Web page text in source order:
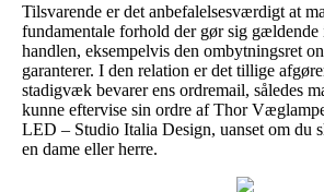
Tilsvarende er det anbefalelsesværdigt at
fundamentale forhold der gør sig gældende
handlen, eksempelvis den ombytningsret
garanterer. I den relation er det tillige
stadigvæk bevarer ens ordremail, således
kunne eftervise sin ordre af Thor
LED – Studio Italia Design, uanset om du
en dame eller herre.